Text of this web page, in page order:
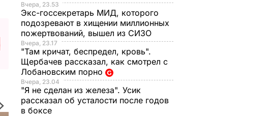
Вчера, 23.53
Экс-госсекретарь МИД, которого
подозревают в хищении миллионных
пожертвований, вышел из СИЗО
Вчера, 23.17
"Там кричат, беспредел, кровь".
Щербачев рассказал, как смотрел с
Лобановским порно
Вчера, 23.04
"Я не сделан из железа". Усик
рассказал об усталости после годов
в боксе